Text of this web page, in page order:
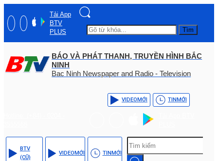
Tải App
BTV
PLUS
Tìm
BÁO VÀ PHÁT THANH, TRUYỀN HÌNH BẮC
NINH
Bac Ninh Newspaper and Radio - Television
VIDEOMỚI TINMỚI
BTV
(CŨ)
VIDEOMỚI TINMỚI